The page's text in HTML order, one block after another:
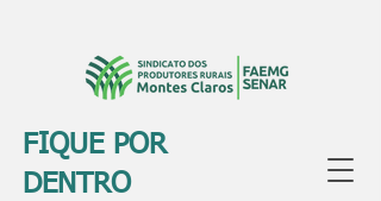
FIQUE POR
DENTRO